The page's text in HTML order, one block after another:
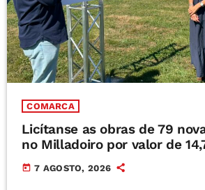
COMARCA
Licítanse as obras de 79
no Milladoiro por valor de
today 7 AGOSTO, 2026